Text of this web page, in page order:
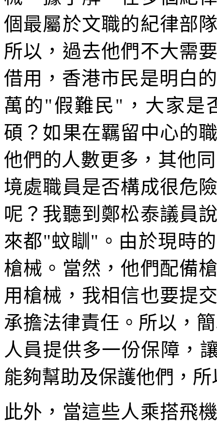
個最屬於文職的紀律部
所以，過去他們不大需
借用，香港市民是明白
萬的"假難民"，大家是
碩？如果在羈留中心的
他們的人數更多，其他
境處職員是否構成很危
呢？我聽到鄭松泰議員
來都"蚊瞓"。由於現時
槍械。當然，他們配備
用槍械，我相信也要提
承擔法律責任。所以，
人員提供多一份保障，
能夠幫助及保護他們，
此外，當這些人乘搭飛